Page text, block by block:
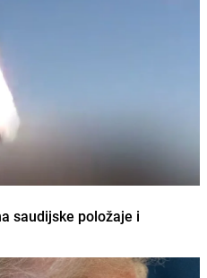
saudijske položaje i